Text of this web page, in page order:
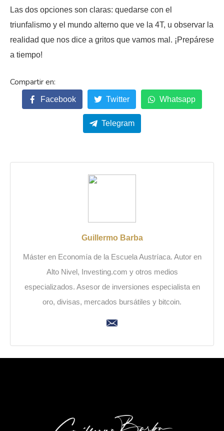
Las dos opciones son claras: quedarse con el
triunfalismo y el mundo alterno que ve la 4T, u observar la
realidad que nos dice a gritos que vamos mal. ¡Prepárese
a tiempo!
Facebook Twitter Whatsapp
Telegram
Guillermo Barba
Máster en Economía de la Escuela Austríaca. Autor en
Alto Nivel, Investing.com y otros medios
especializados. Asesor de inversiones especialista en
oro, divisas, mercados bursátiles y bitcoin.